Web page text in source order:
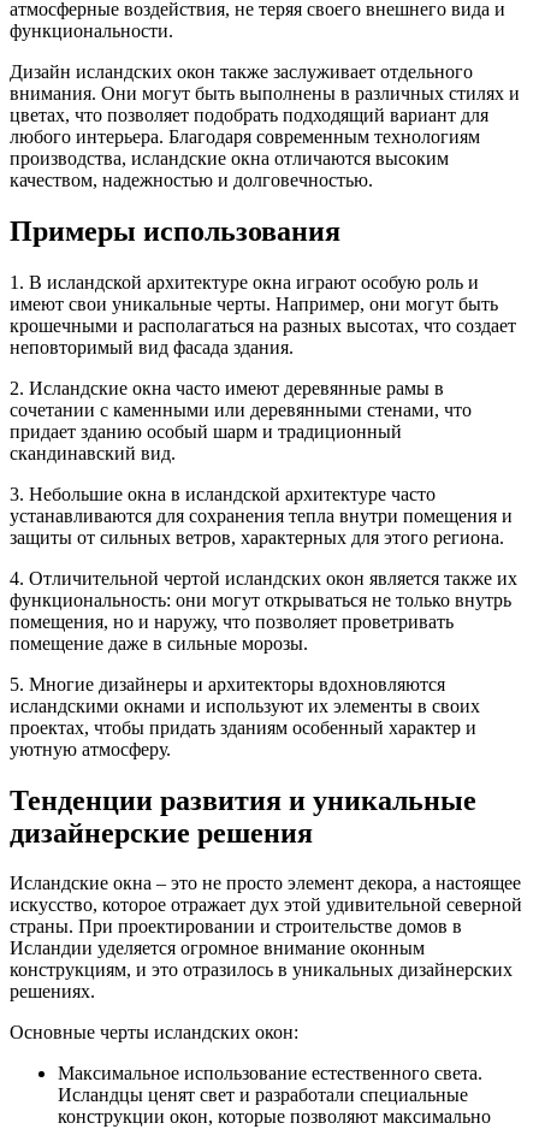
атмосферные воздействия, не теряя своего внешнего вида и
функциональности.
Дизайн исландских окон также заслуживает отдельного
внимания. Они могут быть выполнены в различных стилях и
цветах, что позволяет подобрать подходящий вариант для
любого интерьера. Благодаря современным технологиям
производства, исландские окна отличаются высоким
качеством, надежностью и долговечностью.
Примеры использования
1. В исландской архитектуре окна играют особую роль и
имеют свои уникальные черты. Например, они могут быть
крошечными и располагаться на разных высотах, что создает
неповторимый вид фасада здания.
2. Исландские окна часто имеют деревянные рамы в
сочетании с каменными или деревянными стенами, что
придает зданию особый шарм и традиционный
скандинавский вид.
3. Небольшие окна в исландской архитектуре часто
устанавливаются для сохранения тепла внутри помещения и
защиты от сильных ветров, характерных для этого региона.
4. Отличительной чертой исландских окон является также их
функциональность: они могут открываться не только внутрь
помещения, но и наружу, что позволяет проветривать
помещение даже в сильные морозы.
5. Многие дизайнеры и архитекторы вдохновляются
исландскими окнами и используют их элементы в своих
проектах, чтобы придать зданиям особенный характер и
уютную атмосферу.
Тенденции развития и уникальные
дизайнерские решения
Исландские окна – это не просто элемент декора, а настоящее
искусство, которое отражает дух этой удивительной северной
страны. При проектировании и строительстве домов в
Исландии уделяется огромное внимание оконным
конструкциям, и это отразилось в уникальных дизайнерских
решениях.
Основные черты исландских окон:
Максимальное использование естественного света.
Исландцы ценят свет и разработали специальные
конструкции окон, которые позволяют максимально